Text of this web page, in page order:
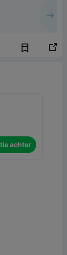

achter